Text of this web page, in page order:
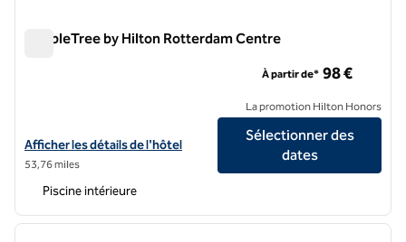
DoubleTree by Hilton Rotterdam Centre
Afficher les détails de l'hôtel DoubleTree by Hilton Rotterdam
Afficher les détails de l'hôtel
53,76 miles
À partir de* 98 €
La promotion Hilton Honors
Sélectionner des
dates
Piscine intérieure
1 sur 12